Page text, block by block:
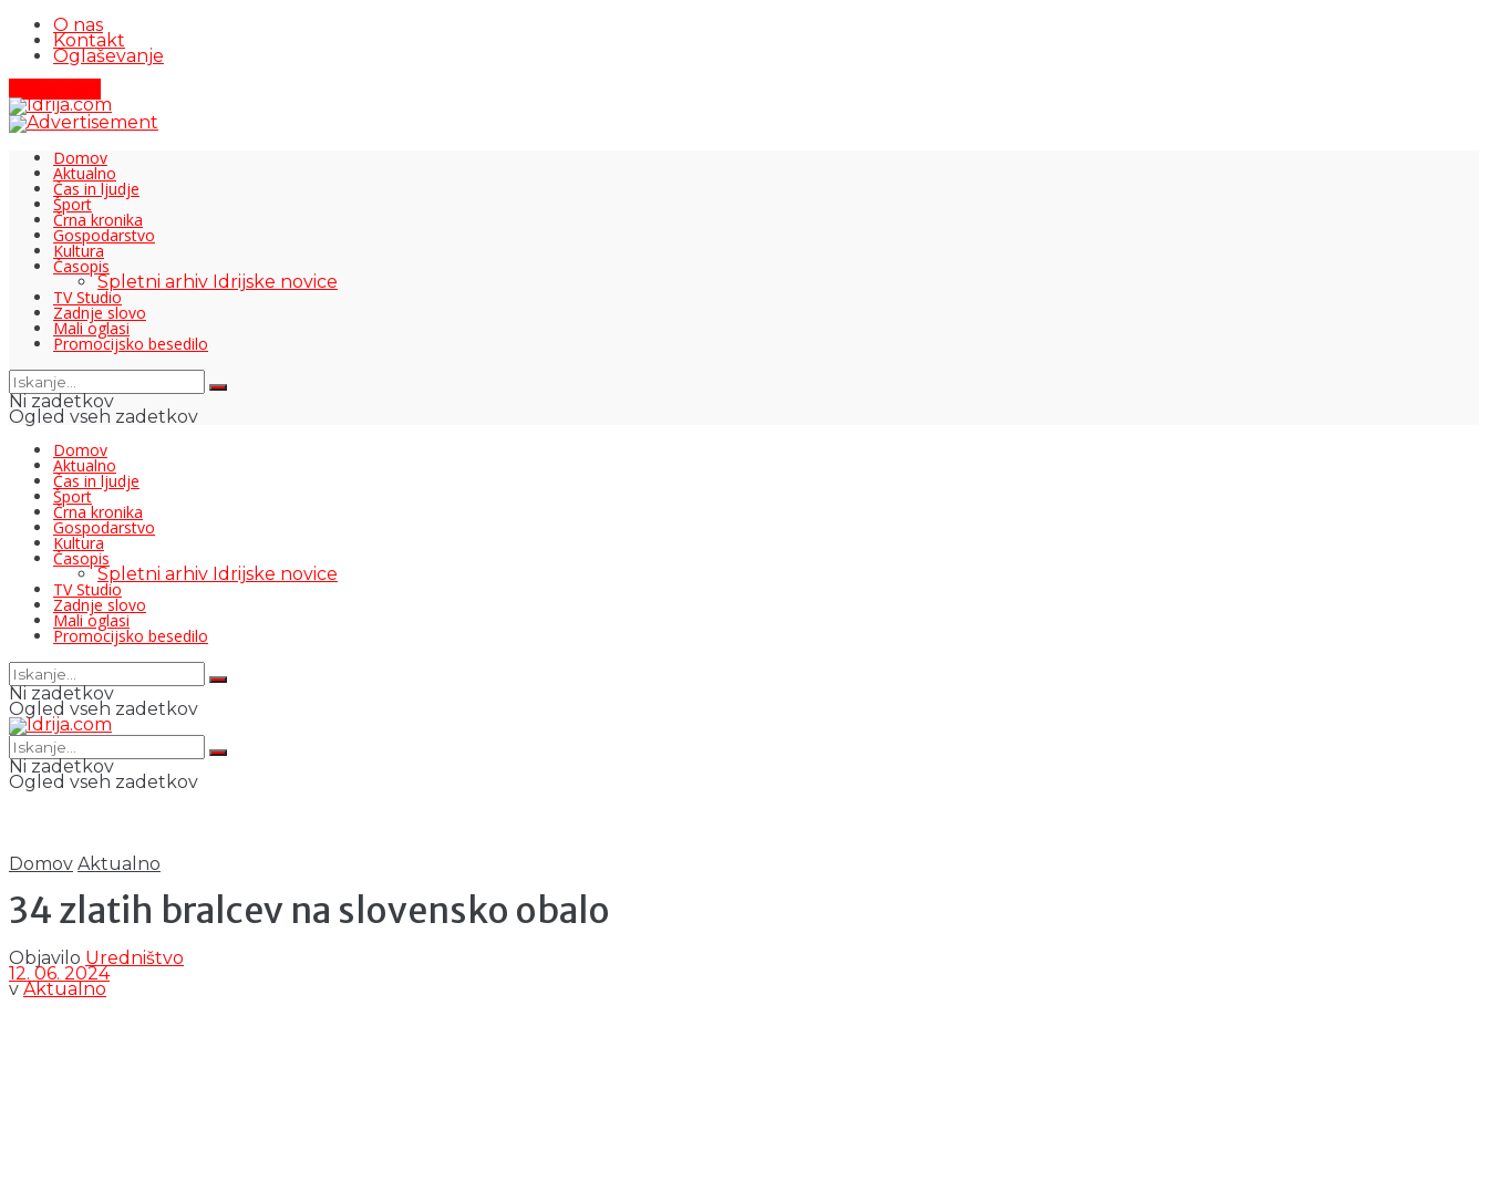
O nas
Kontakt
Oglaševanje
Domov
Aktualno
Čas in ljudje
Šport
Črna kronika
Gospodarstvo
Kultura
Časopis
Spletni arhiv Idrijske novice
TV Studio
Zadnje slovo
Mali oglasi
Promocijsko besedilo
Ni zadetkov
Ogled vseh zadetkov
Domov
Aktualno
Čas in ljudje
Šport
Črna kronika
Gospodarstvo
Kultura
Časopis
Spletni arhiv Idrijske novice
TV Studio
Zadnje slovo
Mali oglasi
Promocijsko besedilo
Ni zadetkov
Ogled vseh zadetkov
Ni zadetkov
Ogled vseh zadetkov
Domov Aktualno
34 zlatih bralcev na slovensko obalo
Objavilo Uredništvo
12. 06. 2024
v Aktualno